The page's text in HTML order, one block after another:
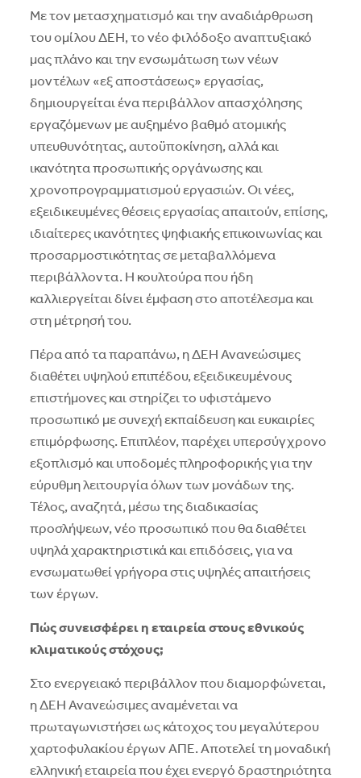
Με τον µετασχηµατισµό και την αναδιάρθρωση
του οµίλου ΔΕΗ, το νέο φιλόδοξο αναπτυξιακό
µας πλάνο και την ενσωµάτωση των νέων
µοντέλων «εξ αποστάσεως» εργασίας,
δηµιουργείται ένα περιβάλλον απασχόλησης
εργαζόµενων µε αυξηµένο βαθµό ατοµικής
υπευθυνότητας, αυτοϋποκίνηση, αλλά και
ικανότητα προσωπικής οργάνωσης και
χρονοπρογραµµατισµού εργασιών. Οι νέες,
εξειδικευµένες θέσεις εργασίας απαιτούν, επίσης,
ιδιαίτερες ικανότητες ψηφιακής επικοινωνίας και
προσαρµοστικότητας σε µεταβαλλόµενα
περιβάλλοντα. Η κουλτούρα που ήδη
καλλιεργείται δίνει έµφαση στο αποτέλεσµα και
στη µέτρησή του.
Πέρα από τα παραπάνω, η ΔΕΗ Ανανεώσιµες
διαθέτει υψηλού επιπέδου, εξειδικευµένους
επιστήµονες και στηρίζει το υφιστάµενο
προσωπικό µε συνεχή εκπαίδευση και ευκαιρίες
επιµόρφωσης. Επιπλέον, παρέχει υπερσύγχρονο
εξοπλισµό και υποδοµές πληροφορικής για την
εύρυθµη λειτουργία όλων των µονάδων της.
Τέλος, αναζητά, µέσω της διαδικασίας
προσλήψεων, νέο προσωπικό που θα διαθέτει
υψηλά χαρακτηριστικά και επιδόσεις, για να
ενσωµατωθεί γρήγορα στις υψηλές απαιτήσεις
των έργων.
Πώς συνεισφέρει η εταιρεία στους εθνικούς
κλιματικούς στόχους;
Στο ενεργειακό περιβάλλον που διαµορφώνεται,
η ΔΕΗ Ανανεώσιµες αναµένεται να
πρωταγωνιστήσει ως κάτοχος του µεγαλύτερου
χαρτοφυλακίου έργων ΑΠΕ. Αποτελεί τη µοναδική
ελληνική εταιρεία που έχει ενεργό δραστηριότητα